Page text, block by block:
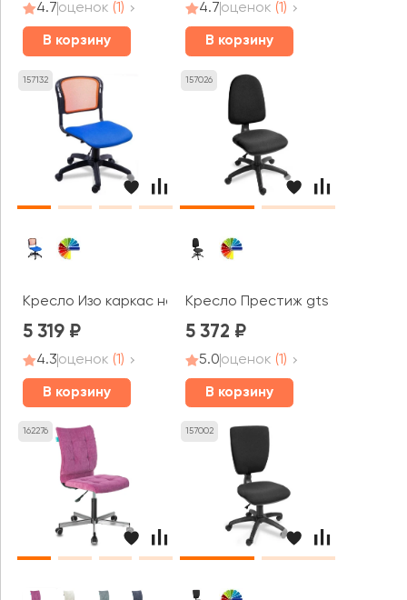
4.7оценок (1)
В корзину
4.7оценок (1)
В корзину
157132
Кресло Изо каркас на крестовине, сетка
5 319
4.3оценок (1)
В корзину
157026
Кресло Престиж gts комфорт
5 372
5.0оценок (1)
В корзину
162276 157002